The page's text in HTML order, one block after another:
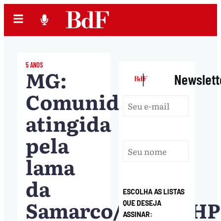
5 ANOS
MG:
Comunidade
atingida
pela
lama
da
Samarco/Vale/BHP
|
ESCOLHA AS LISTAS
QUE DESEJA
ASSINAR: